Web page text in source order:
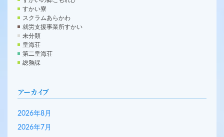
すかい寮
スクラムあらかわ
就労支援事業所すかい
未分類
皇海荘
第二皇海荘
総務課
アーカイブ
2026年8月
2026年7月